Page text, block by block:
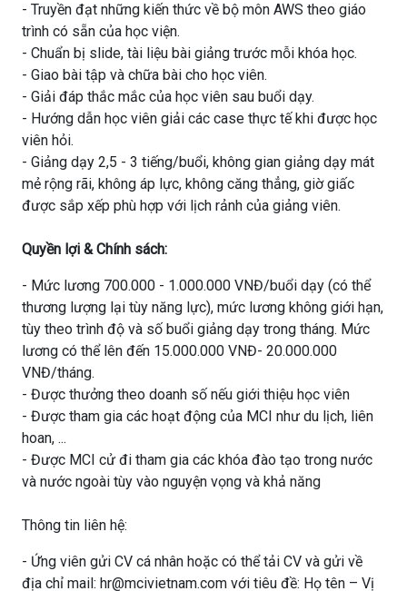
- Truyền đạt những kiến thức về bộ môn AWS theo giáo
trình có sẵn của học viện.
- Chuẩn bị slide, tài liệu bài giảng trước mỗi khóa học.
- Giao bài tập và chữa bài cho học viên.
- Giải đáp thắc mắc của học viên sau buổi dạy.
- Hướng dẫn học viên giải các case thực tế khi được học
viên hỏi.
- Giảng dạy 2,5 - 3 tiếng/buổi, không gian giảng dạy mát
mẻ rộng rãi, không áp lực, không căng thẳng, giờ giấc
được sắp xếp phù hợp với lịch rảnh của giảng viên.
Quyền lợi & Chính sách:
- Mức lương 700.000 - 1.000.000 VNĐ/buổi dạy (có thể
thương lượng lại tùy năng lực), mức lương không giới hạn,
tùy theo trình độ và số buổi giảng dạy trong tháng. Mức
lương có thể lên đến 15.000.000 VNĐ- 20.000.000
VNĐ/tháng.
- Được thưởng theo doanh số nếu giới thiệu học viên
- Được tham gia các hoạt động của MCI như du lịch, liên
hoan, ...
- Được MCI cử đi tham gia các khóa đào tạo trong nước
và nước ngoài tùy vào nguyện vọng và khả năng
Thông tin liên hệ:
- Ứng viên gửi CV cá nhân hoặc có thể tải CV và gửi về
địa chỉ mail: hr@mcivietnam.com với tiêu đề: Họ tên – Vị